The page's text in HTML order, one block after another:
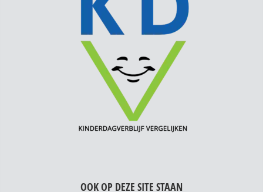
OOK OP DEZE SITE STAAN